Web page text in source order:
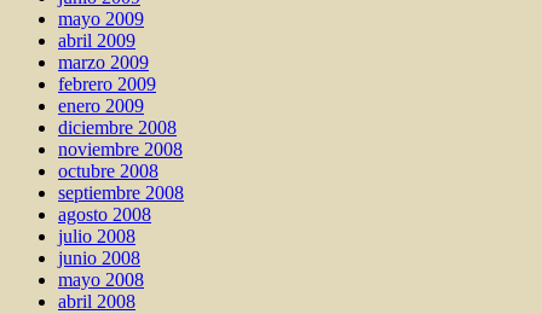
mayo 2009
abril 2009
marzo 2009
febrero 2009
enero 2009
diciembre 2008
noviembre 2008
octubre 2008
septiembre 2008
agosto 2008
julio 2008
junio 2008
mayo 2008
abril 2008